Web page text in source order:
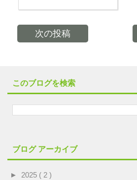
次の投稿
このブログを検索
ブログ アーカイブ
► 2025 ( 2 )